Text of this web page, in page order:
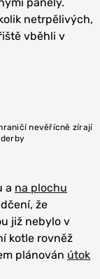
netrpělivých,
vběhli v
nevěřícně zírají
a na plochu
že
již nebylo v
kotle rovněž
plánován útok